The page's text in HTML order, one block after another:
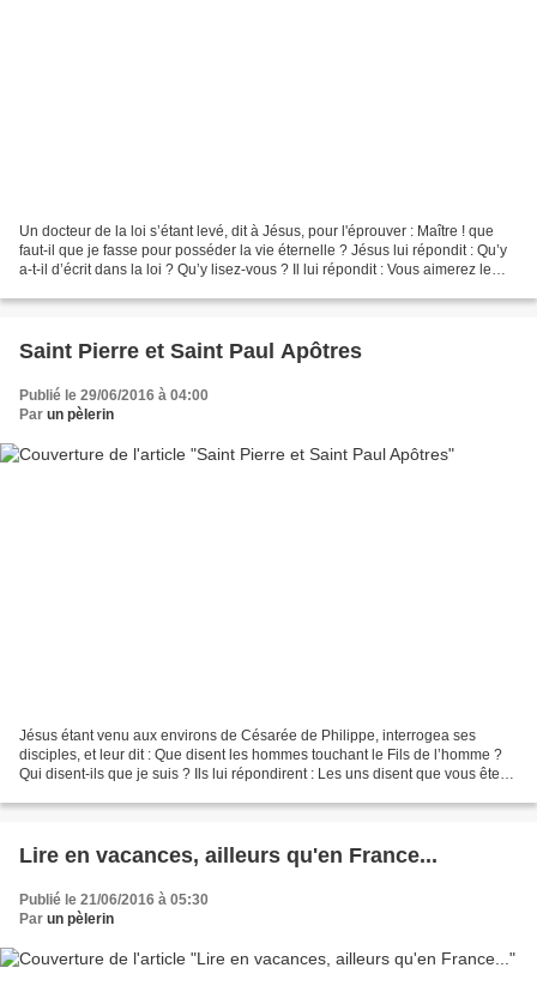
Un docteur de la loi s’étant levé, dit à Jésus, pour l'éprouver : Maître ! que
faut-il que je fasse pour posséder la vie éternelle ? Jésus lui répondit : Qu’y
a-t-il d’écrit dans la loi ? Qu’y lisez-vous ? Il lui répondit : Vous aimerez le
Saint Pierre et Saint Paul Apôtres
Publié le 29/06/2016 à 04:00
Par un pèlerin
Jésus étant venu aux environs de Césarée de Philippe, interrogea ses
disciples, et leur dit : Que disent les hommes touchant le Fils de l’homme ?
Qui disent-ils que je suis ? Ils lui répondirent : Les uns disent que vous êtes
Lire en vacances, ailleurs qu'en France...
Publié le 21/06/2016 à 05:30
Par un pèlerin